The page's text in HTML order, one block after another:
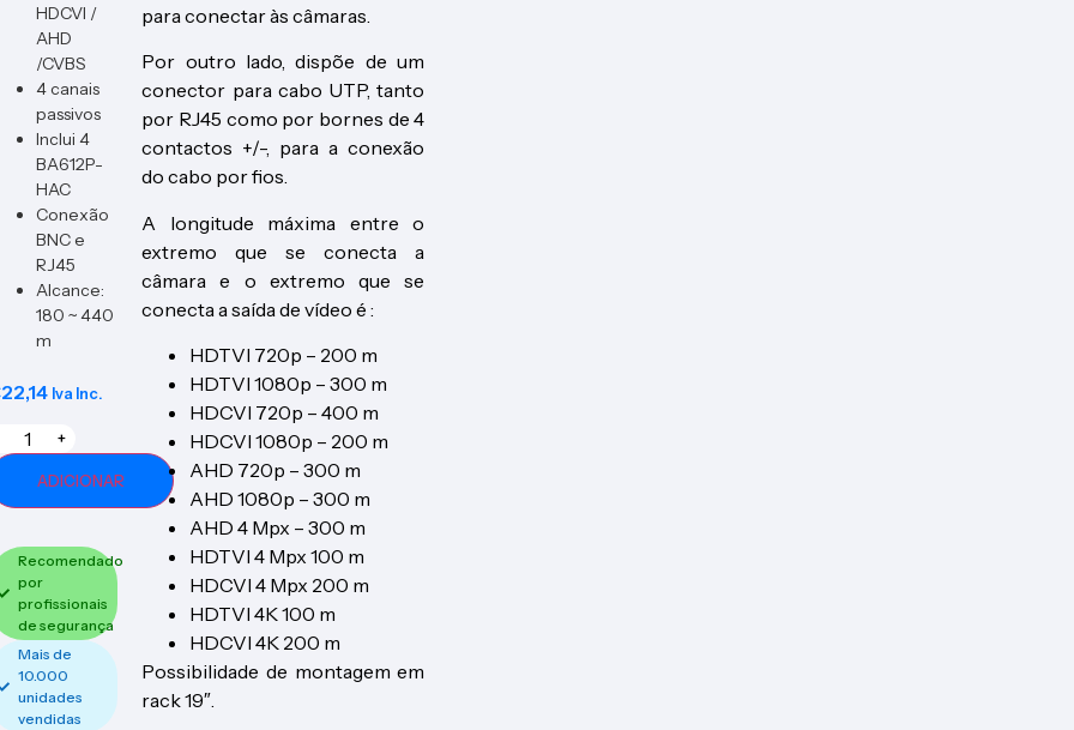
HDCVI /
AHD
/CVBS
4 canais
passivos
Inclui 4
BA612P-
HAC
Conexão
BNC e
RJ45
Alcance:
180 ~ 440
m
22,14 Iva Inc.
+
ADICIONAR
Recomendado
por
profissionais
de segurança
Mais de
10.000
unidades
vendidas
para conectar às câmaras.
Por outro lado, dispõe de um
conector para cabo UTP, tanto
por RJ45 como por bornes de 4
contactos +/-, para a conexão
do cabo por fios.
A longitude máxima entre o
extremo que se conecta a
câmara e o extremo que se
conecta a saída de vídeo é :
HDTVI 720p – 200 m
HDTVI 1080p – 300 m
HDCVI 720p – 400 m
HDCVI 1080p – 200 m
AHD 720p – 300 m
AHD 1080p – 300 m
AHD 4 Mpx – 300 m
HDTVI 4 Mpx 100 m
HDCVI 4 Mpx 200 m
HDTVI 4K 100 m
HDCVI 4K 200 m
Possibilidade de montagem em
rack 19″.